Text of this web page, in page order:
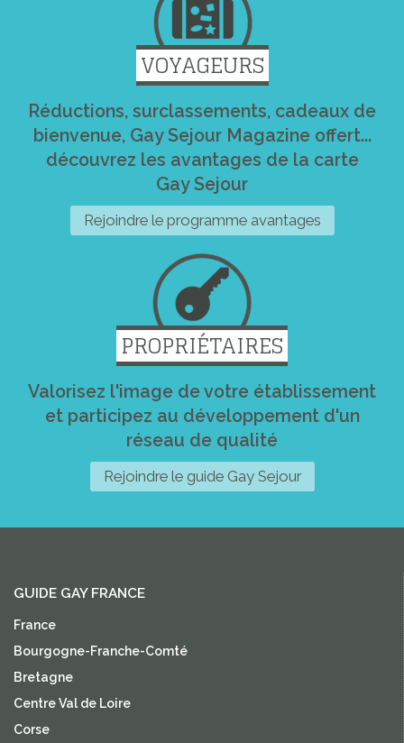
VOYAGEURS
Réductions, surclassements, cadeaux de
bienvenue, Gay Sejour Magazine offert...
découvrez les avantages de la carte
Gay Sejour
Rejoindre le programme avantages
PROPRIÉTAIRES
Valorisez l'image de votre établissement
et participez au développement d'un
réseau de qualité
Rejoindre le guide Gay Sejour
GUIDE GAY FRANCE
France
Bourgogne-Franche-Comté
Bretagne
Centre Val de Loire
Corse